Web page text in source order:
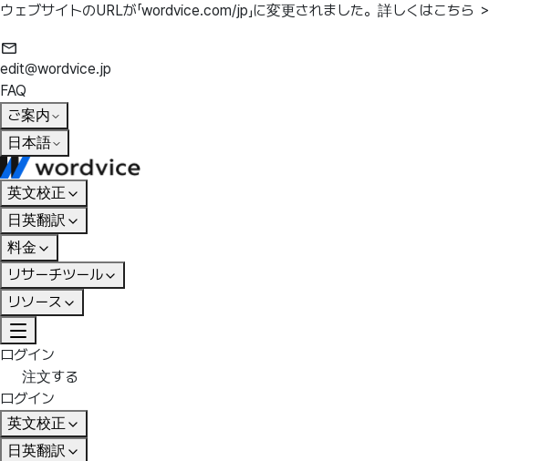
ウェブサイトのURLが「wordvice.com/jp」に変更されました。 詳しくはこちら ＞
edit@wordvice.jp
FAQ
ご案内
日本語
英文校正
日英翻訳
料金
リサーチツール
リソース
ログイン
注文する
ログイン
英文校正
日英翻訳